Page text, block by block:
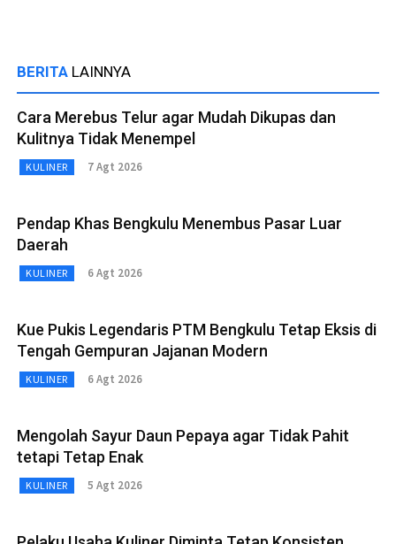
BERITA LAINNYA
Cara Merebus Telur agar Mudah Dikupas dan
Kulitnya Tidak Menempel
KULINER 7 Agt 2026
Pendap Khas Bengkulu Menembus Pasar Luar
Daerah
KULINER 6 Agt 2026
Kue Pukis Legendaris PTM Bengkulu Tetap Eksis di
Tengah Gempuran Jajanan Modern
KULINER 6 Agt 2026
Mengolah Sayur Daun Pepaya agar Tidak Pahit
tetapi Tetap Enak
KULINER 5 Agt 2026